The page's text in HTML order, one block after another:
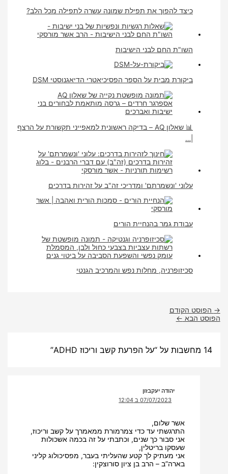
כיצד להפוך את תפילת שמונה עשרה לתפילה מכל הלב?
השו"ת החם לבני הישיבות
ביקורת מבית על הספר הפסיכיאטרי הדיאגנוסטי DSM
📊 שאלון AQ – בדיקה ראשונית למאפייני תקשורת על הרצף
|…
עלוני 'ונשמרתם' ומדריכי זה"ב על זהירות בדרכים
עבודת גמר בהנחיית הורים
סכיזופרניה, מחלות נפש והמרכיב הגנטי
→ הפוסט הקודם
הפוסט הבא ←
14 מחשבות על “על הפרעת קשב וריכוז ADHD”
יהודה יעקבזון
07/07/2023 ב 12:04
אשר שלום,
התרגשתי עד כדי צמרמורת ממאמרך על קשב וריכוז,
אני סבור כך שנים, וכתבתי על זה בכמה אשכולות
שעסקו בריטלין,
אני מעתיק לך קטע שהעליתי בעבר, מפסיכולוג קליני
בארה”ב – הרב בן ציון סורוצקין: